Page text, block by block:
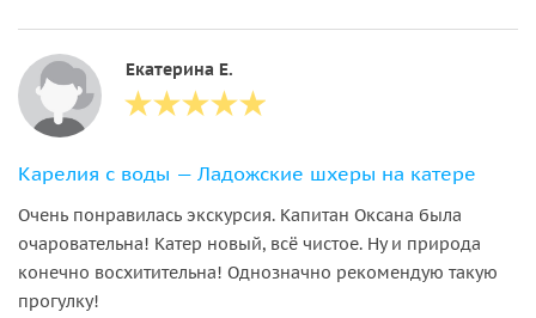
Екатерина Е.
Карелия с воды — Ладожские шхеры на катере
Очень понравилась экскурсия. Капитан Оксана была
очаровательна! Катер новый, всё чистое. Ну и природа
конечно восхитительна! Однозначно рекомендую такую
прогулку!